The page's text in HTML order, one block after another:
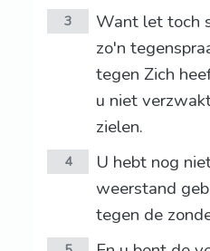
3
Want let toch
zo'n
tegen Zich
u niet
zielen.
4
U hebt nog
weerstand
tegen de